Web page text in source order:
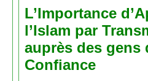
L’Importance
l’Islam par
auprès des gens
Confiance